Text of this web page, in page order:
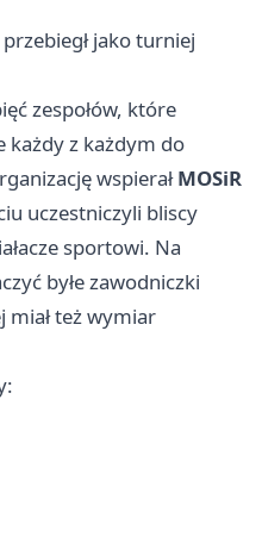
jako turniej
zespołów, które
każdy z każdym do
wspierałMOSiR
uczestniczyli bliscy
sportowi. Na
byłe zawodniczki
też wymiar